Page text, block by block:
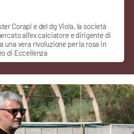
Corapi e del dg Viola, la società
all'ex calciatore e dirigente di
una vera rivoluzione per la rosa in
di Eccellenza